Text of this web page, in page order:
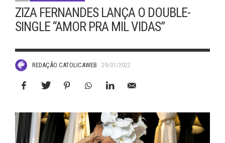
ZIZA FERNANDES LANÇA O DOUBLE-
SINGLE “AMOR PRA MIL VIDAS”
REDAÇÃO CATOLICAWEB 29/01/2022